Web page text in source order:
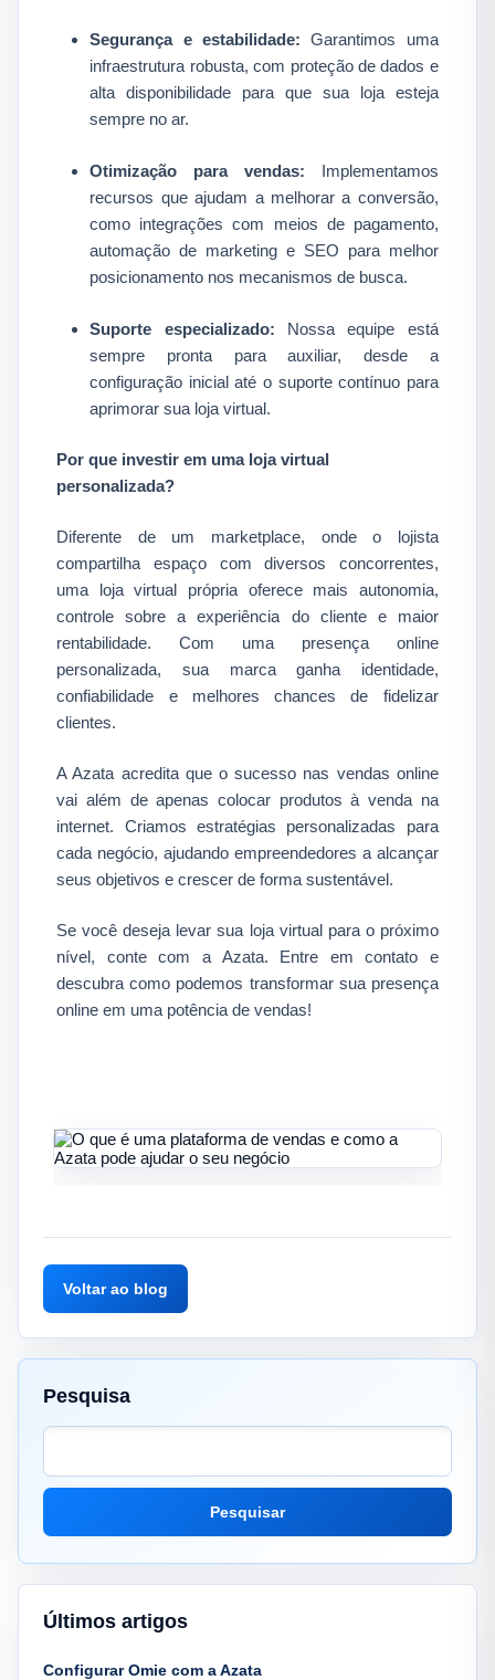
Segurança e estabilidade: Garantimos uma
infraestrutura robusta, com proteção de dados e
alta disponibilidade para que sua loja esteja
sempre no ar.​
Otimização para vendas: Implementamos
recursos que ajudam a melhorar a conversão,
como integrações com meios de pagamento,
automação de marketing e SEO para melhor
posicionamento nos mecanismos de busca.​
Suporte especializado: Nossa equipe está
sempre pronta para auxiliar, desde a
configuração inicial até o suporte contínuo para
aprimorar sua loja virtual.​
Por que investir em uma loja virtual
personalizada?
Diferente de um marketplace, onde o lojista
compartilha espaço com diversos concorrentes,
uma loja virtual própria oferece mais autonomia,
controle sobre a experiência do cliente e maior
rentabilidade. Com uma presença online
personalizada, sua marca ganha identidade,
confiabilidade e melhores chances de fidelizar
clientes.​
A Azata acredita que o sucesso nas vendas online
vai além de apenas colocar produtos à venda na
internet. Criamos estratégias personalizadas para
cada negócio, ajudando empreendedores a alcançar
seus objetivos e crescer de forma sustentável.​
Se você deseja levar sua loja virtual para o próximo
nível, conte com a Azata. Entre em contato e
descubra como podemos transformar sua presença
online em uma potência de vendas!​
Voltar ao blog
Pesquisa
Pesquisar
Últimos artigos
Configurar Omie com a Azata